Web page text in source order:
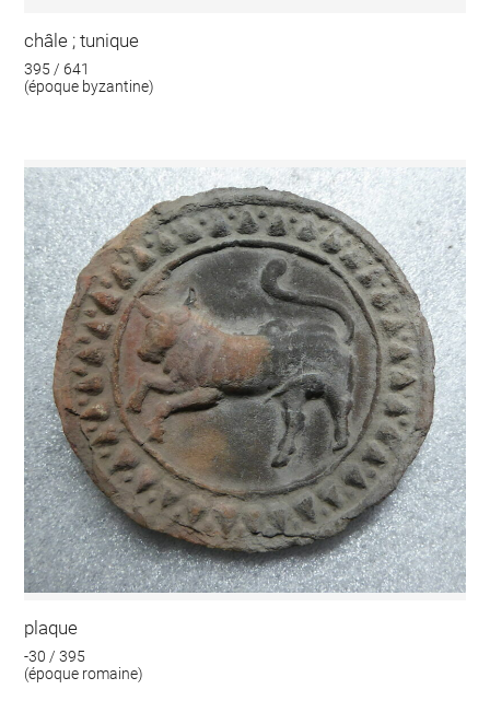
châle ; tunique
395 / 641
(époque byzantine)
plaque
-30 / 395
(époque romaine)